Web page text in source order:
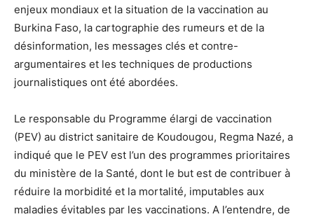
enjeux mondiaux et la situation de la vaccination au
Burkina Faso, la cartographie des rumeurs et de la
désinformation, les messages clés et contre-
argumentaires et les techniques de productions
journalistiques ont été abordées.
Le responsable du Programme élargi de vaccination
(PEV) au district sanitaire de Koudougou, Regma Nazé, a
indiqué que le PEV est l’un des programmes prioritaires
du ministère de la Santé, dont le but est de contribuer à
réduire la morbidité et la mortalité, imputables aux
maladies évitables par les vaccinations. A l’entendre, de